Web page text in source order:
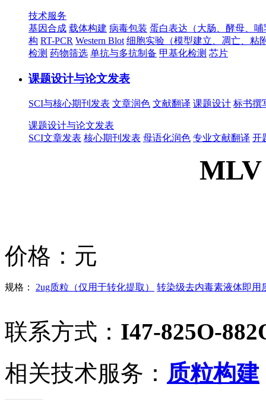
技术服务
基因合成 载体构建 病毒包装 蛋白表达（大肠、酵母、
构 RT-PCR Western Blot 细胞实验（模型建立、凋亡、粘
检测 药物筛选 单抗与多抗制备 甲基化检测 芯片
课题设计与论文发表
SCI与核心期刊发表 文章润色 文献翻译 课题设计 标书撰
课题设计与论文发表
SCI文章发表 核心期刊发表 母语化润色 专业文献翻译 开
MLV
价格： 元
规格： 2ug质粒（仅用于转化提取） 转染级去内毒素液体即用
联系方式： I47-825O-
相关技术服务： 质粒构建